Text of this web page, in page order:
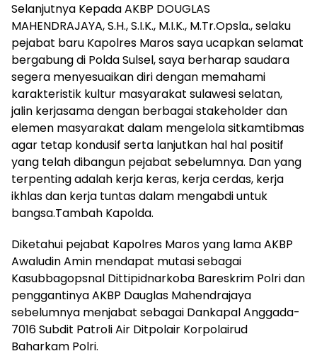
Selanjutnya Kepada AKBP DOUGLAS
MAHENDRAJAYA, S.H., S.I.K., M.I.K., M.Tr.Opsla., selaku
pejabat baru Kapolres Maros saya ucapkan selamat
bergabung di Polda Sulsel, saya berharap saudara
segera menyesuaikan diri dengan memahami
karakteristik kultur masyarakat sulawesi selatan,
jalin kerjasama dengan berbagai stakeholder dan
elemen masyarakat dalam mengelola sitkamtibmas
agar tetap kondusif serta lanjutkan hal hal positif
yang telah dibangun pejabat sebelumnya. Dan yang
terpenting adalah kerja keras, kerja cerdas, kerja
ikhlas dan kerja tuntas dalam mengabdi untuk
bangsa.Tambah Kapolda.
Diketahui pejabat Kapolres Maros yang lama AKBP
Awaludin Amin mendapat mutasi sebagai
Kasubbagopsnal Dittipidnarkoba Bareskrim Polri dan
penggantinya AKBP Dauglas Mahendrajaya
sebelumnya menjabat sebagai Dankapal Anggada-
7016 Subdit Patroli Air Ditpolair Korpolairud
Baharkam Polri.